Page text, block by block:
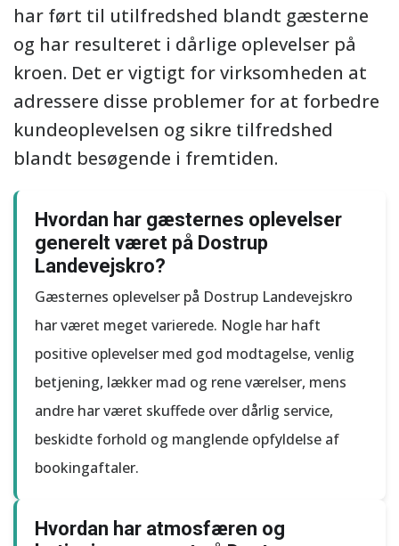
har ført til utilfredshed blandt gæsterne
og har resulteret i dårlige oplevelser på
kroen. Det er vigtigt for virksomheden at
adressere disse problemer for at forbedre
kundeoplevelsen og sikre tilfredshed
blandt besøgende i fremtiden.
Hvordan har gæsternes oplevelser
generelt været på Dostrup
Landevejskro?
Gæsternes oplevelser på Dostrup Landevejskro
har været meget varierede. Nogle har haft
positive oplevelser med god modtagelse, venlig
betjening, lækker mad og rene værelser, mens
andre har været skuffede over dårlig service,
beskidte forhold og manglende opfyldelse af
bookingaftaler.
Hvordan har atmosfæren og